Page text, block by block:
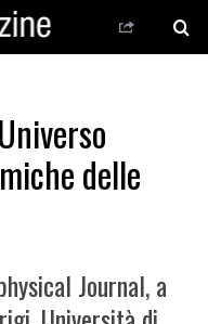
delle
Journal, a